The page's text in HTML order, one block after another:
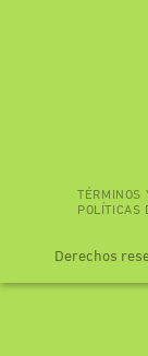
TÉRMINOS
POLÍTICAS
Derechos